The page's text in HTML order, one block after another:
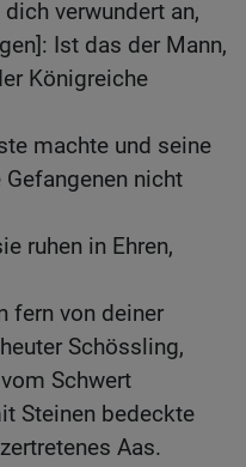
verwundert an,
Ist das der Mann,
Königreiche
machte und seine
nicht
ruhen in Ehren,
fern von deiner
Schössling,
Schwert
Steinen bedeckte
Aas.